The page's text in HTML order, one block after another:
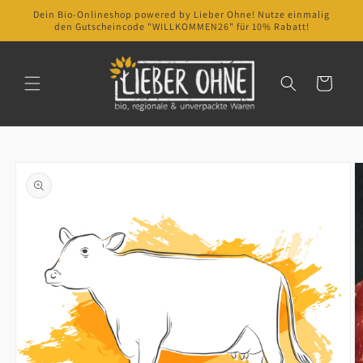
zum
Inhalt
Dein Bio-Onlineshop powered by Lieber Ohne! Nutze einmalig
den Gutscheincode "WILLKOMMEN26" für 10% Rabatt!
Warenkorb